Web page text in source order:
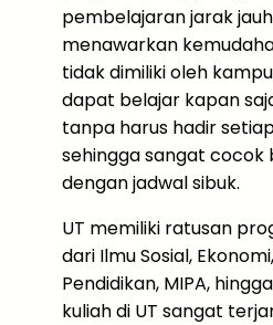
pembelajaran jarak
menawarkan
tidak dimiliki oleh
dapat belajar kapan
tanpa harus hadir
sehingga sangat cocok
dengan jadwal sibuk.
UT memiliki ratusan
dari Ilmu Sosial,
Pendidikan, MIPA,
kuliah di UT sangat